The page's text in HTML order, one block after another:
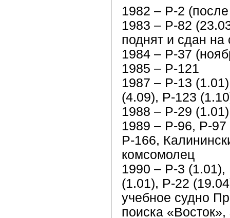
1982 – Р-2
1983 – Р-82
поднят и сдан на
1984 – Р-37
1985 – Р-121
1987 – Р-13
(4.09), Р-123
1988 – Р-29
1989 – Р-96, Р-
Р-166,
комсомолец
1990 – Р-3
(1.01), Р-22
учебное судно
поиска